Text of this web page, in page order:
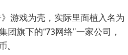
游戏为壳，实际里面植入名为
旗下的“73网络”一家公司，
。